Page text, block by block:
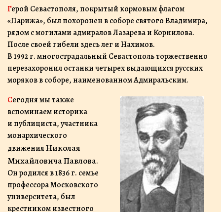
Герой Севастополя, покрытый кормовым флагом
«Парижа», был похоронен в соборе святого Владимира,
рядом с могилами адмиралов Лазарева и Корнилова.
После своей гибели здесь лег и Нахимов.
В 1992 г. многострадальный Севастополь торжественно
перезахоронил останки четырех выдающихся русских
моряков в соборе, наименованном Адмиральским.
Сегодня мы также
вспоминаем историка
и публициста, участника
монархического
движенияНиколая
Михайловича Павлова.
Он родился в 1836 г. семье
профессора Московского
университета, был
крестником известного